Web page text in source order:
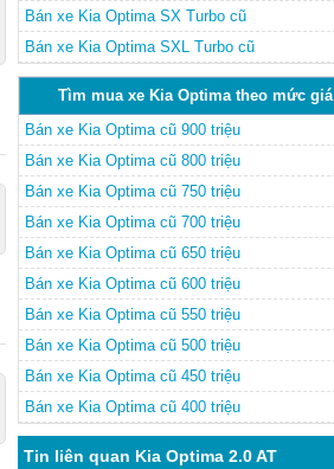
Bán xe Kia Optima SX Turbo cũ
Bán xe Kia Optima SXL Turbo cũ
Tìm mua xe Kia Optima theo mức giá
Bán xe Kia Optima cũ 900 triệu
Bán xe Kia Optima cũ 800 triệu
Bán xe Kia Optima cũ 750 triệu
Bán xe Kia Optima cũ 700 triệu
Bán xe Kia Optima cũ 650 triệu
Bán xe Kia Optima cũ 600 triệu
Bán xe Kia Optima cũ 550 triệu
Bán xe Kia Optima cũ 500 triệu
Bán xe Kia Optima cũ 450 triệu
Bán xe Kia Optima cũ 400 triệu
Tin liên quan Kia Optima 2.0 AT